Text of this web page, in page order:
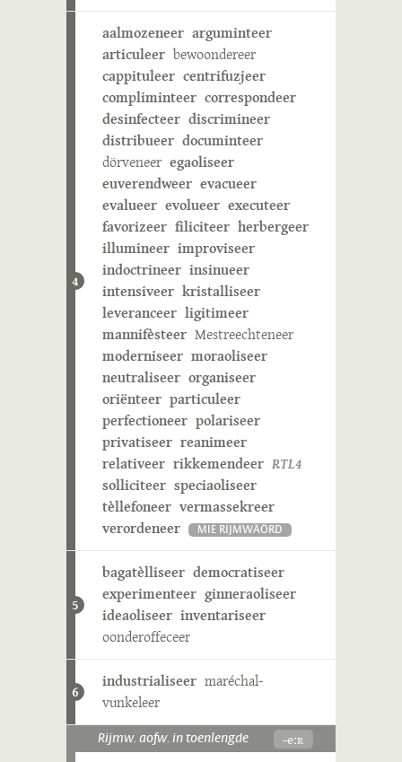
4
aalmozeneer arguminteer
articuleer bewoondereer
cappituleer centrifuzjeer
compliminteer correspondeer
desinfecteer discrimineer
distribueer documinteer
dörveneer egaoliseer
euverendweer evacueer
evalueer evolueer executeer
favorizeer filiciteer herbergeer
illumineer improviseer
indoctrineer insinueer
intensiveer kristalliseer
leveranceer ligitimeer
mannifèsteer Mestreechteneer
moderniseer moraoliseer
neutraliseer organiseer
oriënteer particuleer
perfectioneer polariseer
privatiseer reanimeer
relativeer rikkemendeer RTL4
solliciteer speciaoliseer
tèllefoneer vermassekreer
verordeneer
MIE RIJMWÄÖRD
5
bagatèlliseer democratiseer
experimenteer ginneraoliseer
ideaoliseer inventariseer
oonderoffeceer
6
industrialiseer maréchal-
vunkeleer
Rijmw. aofw. in toenlengde -eːʀ